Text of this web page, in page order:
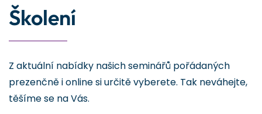
Školení
Z aktuální nabídky našich seminářů pořádaných
prezenčně i online si určitě vyberete. Tak neváhejte,
těšíme se na Vás.